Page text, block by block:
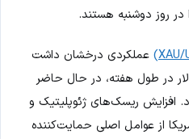
عملکردی درخشان داشت
ثبت رکورد تاریخی ۴۶۴۳ دلار در طول هفته، در حال حاضر
می‌شود. افزایش ریسک‌های ژئوپلیتیک و
از عوامل اصلی حمایت‌کننده